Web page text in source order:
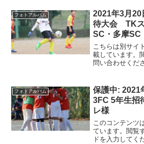
フォトアルバム
2021年3月20
待大会 TKス
SC・多摩SC
こちらは別サイ
載しています。
問い合わせくだ
フォトアルバム
保護中: 2021
3FC 5年生
レ様
このコンテンツ
ています。閲覧
ドを入力してく